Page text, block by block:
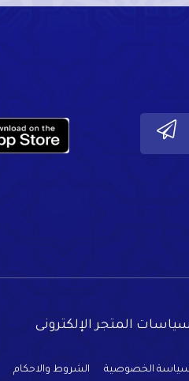
سياسات المتجر الإلكترونى
الخصوصية الشروط والاحكام